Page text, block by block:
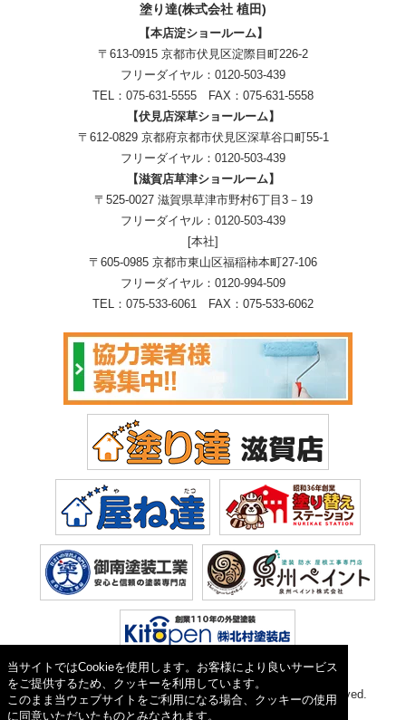
当サイトではCookieを使用します。お客様により良いサービス
をご提供するため、クッキーを利用しています。
このまま当ウェブサイトをご利用になる場合、クッキーの使用
に同意いただいたものとみなされます。
塗り達(株式会社 植田)
【本店淀ショールーム】
〒613-0915 京都市伏見区淀際目町226-2
フリーダイヤル： 0120-503-439
TEL： 075-631-5555 FAX：075-631-5558
【伏見店深草ショールーム】
〒612-0829 京都府京都市伏見区深草谷口町55-1
フリーダイヤル： 0120-503-439
【滋賀店草津ショールーム】
〒525-0027 滋賀県草津市野村6丁目3－19
フリーダイヤル： 0120-503-439
[本社]
〒605-0985 京都市東山区福稲柿本町27-106
フリーダイヤル： 0120-994-509
TEL： 075-533-6061 FAX：075-533-6062
Copyright © 2026 塗り達(株式会社 植田). All Rights Reserved.